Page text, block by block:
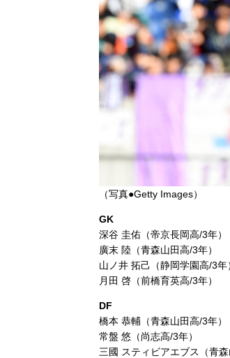
（写真●Getty Images）
GK
深谷 圭佑（帝京長岡高/3年）
廣末 陸（青森山田高/3年）
山ノ井 拓己（静岡学園高/3年
月田 啓（前橋育英高/3年）
DF
橋本 恭輔（青森山田高/3年）
常盤 悠（尚志高/3年）
三國 スティビアエブス（青森